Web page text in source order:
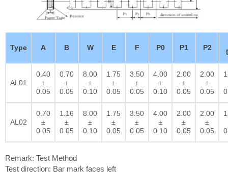
Type A B W E F P0 P1 P2
AL01
0.40
±
0.05
0.70
±
0.05
8.00
±
0.10
1.75
±
0.05
3.50
±
0.05
4.00
±
0.10
2.00
±
0.05
2.00
±
0.05
AL02
0.70
±
0.05
1.16
±
0.05
8.00
±
0.10
1.75
±
0.05
3.50
±
0.05
4.00
±
0.10
2.00
±
0.05
2.00
±
0.05
Remark: Test Method
Test direction: Bar mark faces left